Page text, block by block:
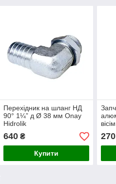
Перехідник на шланг НД
90° 1¼” д Ø 38 мм Onay
Hidrolik
640₴
Купити
270